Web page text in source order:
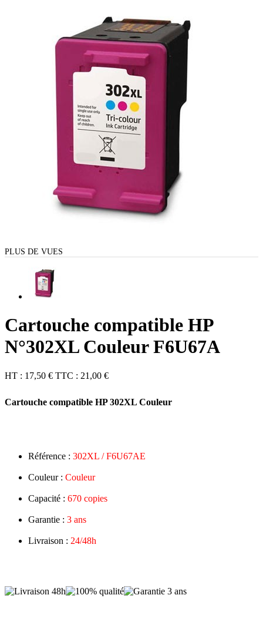
PLUS DE VUES
Cartouche compatible HP
N°302XL Couleur F6U67A
HT : 17,50 € TTC : 21,00 €
Cartouche compatible HP 302XL Couleur
Référence : 302XL / F6U67AE
Couleur : Couleur
Capacité : 670 copies
Garantie : 3 ans
Livraison : 24/48h